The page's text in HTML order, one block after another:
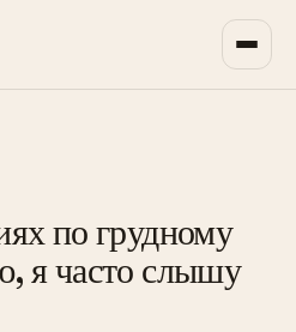
по грудному
я часто слышу